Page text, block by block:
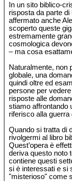
In un sito biblico-
risposta da parte
affermato anche
scoperto queste
estremamente
cosmologica
– ma cosa
Naturalmente, non
globale, una
quindi oltre ed
persone per
risposte alle
stiamo affrontando
riferisco alla guerra
Quando si tratta di
rivolgermi al libro
Quest’opera è
deriva questo noto
contiene questi
si è interessati e si
"misterioso" come